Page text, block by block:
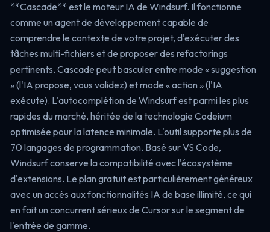
**Cascade** est le moteur IA de Windsurf. Il fonctionne
comme un agent de développement capable de
comprendre le contexte de votre projet, d'exécuter des
tâches multi-fichiers et de proposer des refactorings
pertinents. Cascade peut basculer entre mode « suggestion
» (l'IA propose, vous validez) et mode « action » (l'IA
exécute). L'autocomplétion de Windsurf est parmi les plus
rapides du marché, héritée de la technologie Codeium
optimisée pour la latence minimale. L'outil supporte plus de
70 langages de programmation. Basé sur VS Code,
Windsurf conserve la compatibilité avec l'écosystème
d'extensions. Le plan gratuit est particulièrement généreux
avec un accès aux fonctionnalités IA de base illimité, ce qui
en fait un concurrent sérieux de Cursor sur le segment de
l'entrée de gamme.